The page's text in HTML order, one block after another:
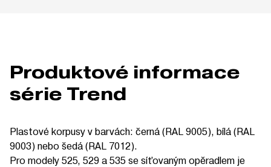
Produktové informace
série Trend
Plastové korpusy v barvách: černá (RAL 9005), bílá (RAL
9003) nebo šedá (RAL 7012).
Pro modely 525, 529 a 535 se síťovaným opěradlem je